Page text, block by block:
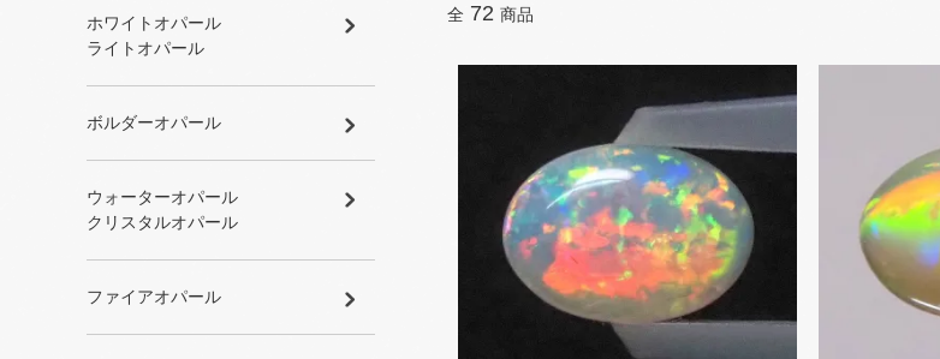
全 72 商品
ホワイトオパール
ライトオパール
ボルダーオパール
ウォーターオパール
クリスタルオパール
ファイアオパール